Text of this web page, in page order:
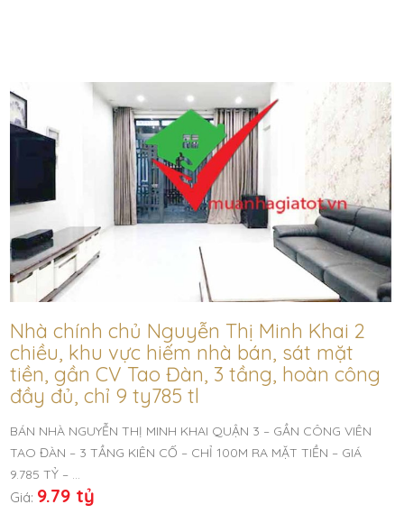
Nhà chính chủ Nguyễn Thị Minh Khai 2
chiều, khu vực hiếm nhà bán, sát mặt
tiền, gần CV Tao Đàn, 3 tầng, hoàn công
đầy đủ, chỉ 9 ty785 tl
BÁN NHÀ NGUYỄN THỊ MINH KHAI QUẬN 3 – GẦN CÔNG VIÊN
TAO ĐÀN – 3 TẦNG KIÊN CỐ – CHỈ 100M RA MẶT TIỀN – GIÁ
9.785 TỶ – …
Giá: 9.79 tỷ